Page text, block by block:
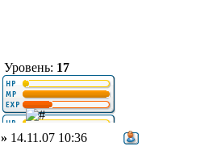
Уровень: 17
» 14.11.07 10:36